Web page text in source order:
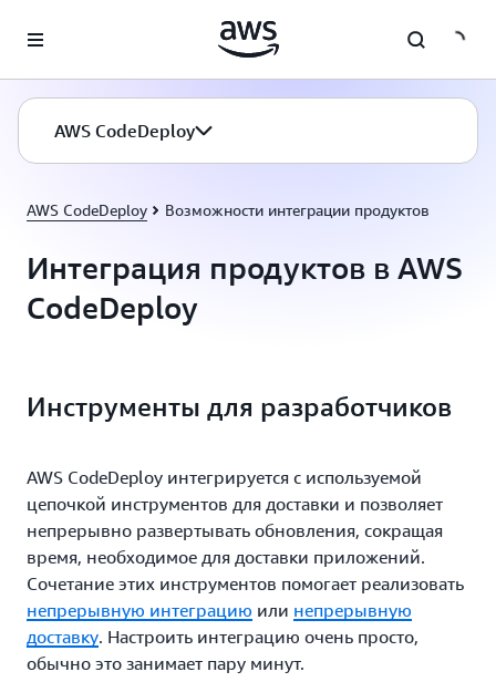
Перейти к главному контенту
AWS CodeDeploy
AWS CodeDeploy Возможности интеграции продуктов
Интеграция продуктов в AWS
CodeDeploy
Инструменты для разработчиков
AWS CodeDeploy интегрируется с используемой
цепочкой инструментов для доставки и позволяет
непрерывно развертывать обновления, сокращая
время, необходимое для доставки приложений.
Сочетание этих инструментов помогает реализовать
непрерывную интеграцию или непрерывную
доставку. Настроить интеграцию очень просто,
обычно это занимает пару минут.